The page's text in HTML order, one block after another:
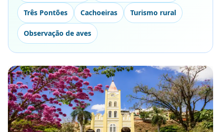
Três Pontões Cachoeiras Turismo rural
Observação de aves